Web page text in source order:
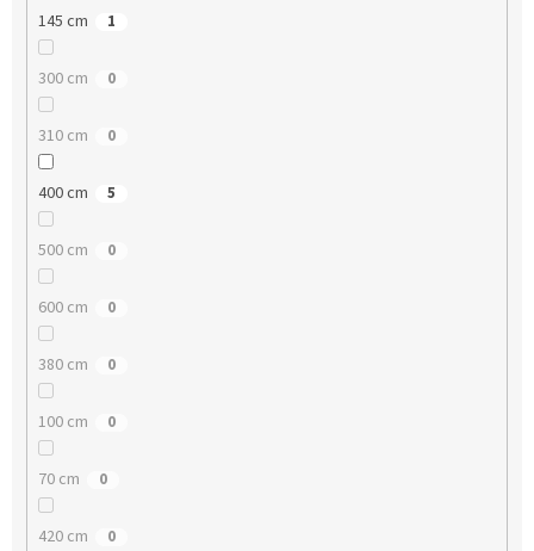
145 cm 1
300 cm 0
310 cm 0
400 cm 5
500 cm 0
600 cm 0
380 cm 0
100 cm 0
70 cm 0
420 cm 0